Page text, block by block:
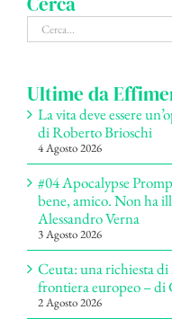
Cerca
per:
Ultime da
La vita deve essere
di Roberto Brioschi
4 Agosto 2026
#04 Apocalypse
bene, amico. Non ha
Alessandro Verna
3 Agosto 2026
Ceuta: una richiesta
frontiera europeo – di
2 Agosto 2026